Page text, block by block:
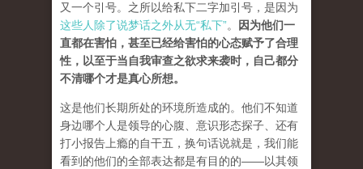
又一个引号。之所以给私下二字加引号，是因为
这些人除了说梦话之外从无“私下”。
因为他们一
直都在害怕，甚至已经给害怕的心态赋予了合理
性，以至于当自我审查之欲求来袭时，自己都分
不清哪个才是真心所想。
这是他们长期所处的环境所造成的。他们不知道
身边哪个人是领导的心腹、意识形态探子、还有
打小报告上瘾的自干五，换句话说就是，我们能
看到的他们的全部表达都是有目的的——以其领